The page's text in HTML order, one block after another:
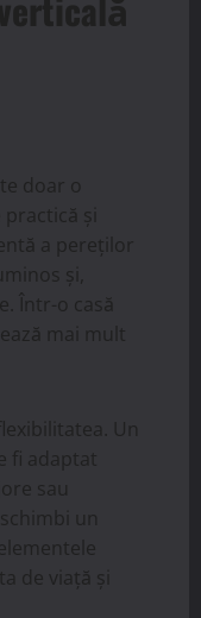
doar o
și
a pereților
și,
Într-o casă
mai mult
Un
fi adaptat
sau
un
de viață și